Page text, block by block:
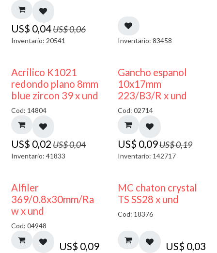
US$ 0,04US$0,06
Inventario: 20541 Inventario: 83458
50% DESCUENTO
Acrilico K1021
redondo plano 8mm
blue zircon 39 x und
Cod: 14804
US$ 0,02US$0,04
Inventario: 41833
50% DESCUENTO
Gancho espanol
10x17mm
223/B3/R x und
Cod: 02714
US$ 0,09US$0,19
Inventario: 142717
Alfiler
369/0.8x30mm/Ra
w x und
Cod: 04948
US$ 0,09
MC chaton crystal
TS SS28 x und
Cod: 18376
US$ 0,03